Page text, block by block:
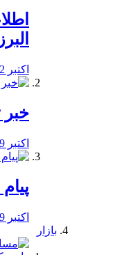
البرز
اکتبر 22, 2019
خبر
اکتبر 19, 2019
اکتبر 19, 2019
بازار